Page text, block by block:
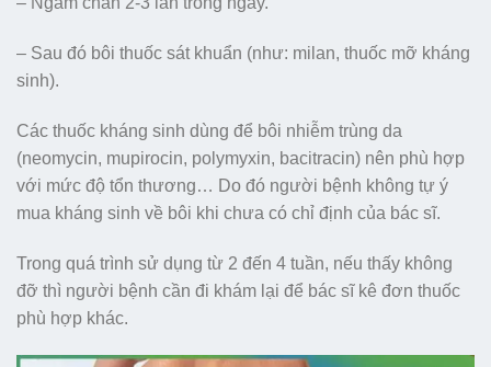
– Sau đó bôi thuốc sát khuẩn (như: milan, thuốc mỡ kháng
sinh).
Các thuốc kháng sinh dùng để bôi nhiễm trùng da
(neomycin, mupirocin, polymyxin, bacitracin) nên phù hợp
với mức độ tổn thương… Do đó người bệnh không tự ý
mua kháng sinh về bôi khi chưa có chỉ định của bác sĩ.
Trong quá trình sử dụng từ 2 đến 4 tuần, nếu thấy không
đỡ thì người bệnh cần đi khám lại để bác sĩ kê đơn thuốc
phù hợp khác.